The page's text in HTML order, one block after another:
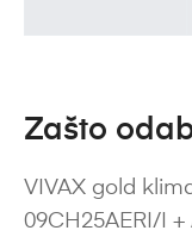
Zašto
VIVAX gold
09CH25AERI/I